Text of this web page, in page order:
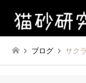
ブログ サク